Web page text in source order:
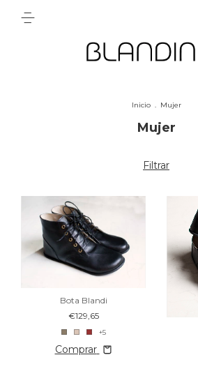
Inicio . Mujer
Mujer
Filtrar
Bota Blandi
€129,65
+5
Comprar